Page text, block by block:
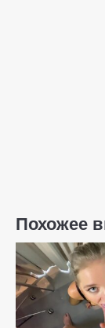
Похожее